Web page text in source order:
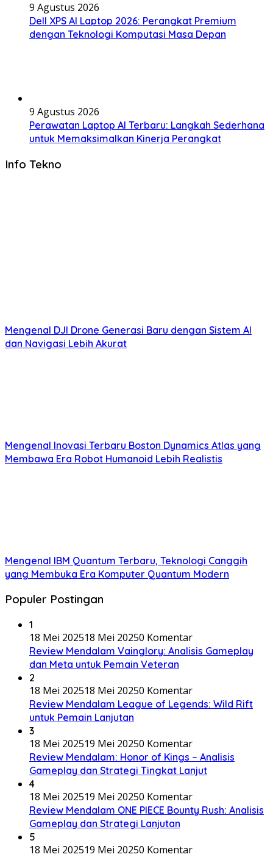
9 Agustus 2026
Dell XPS AI Laptop 2026: Perangkat Premium
dengan Teknologi Komputasi Masa Depan
9 Agustus 2026
Perawatan Laptop AI Terbaru: Langkah Sederhana
untuk Memaksimalkan Kinerja Perangkat
Info Tekno
Mengenal DJI Drone Generasi Baru dengan Sistem AI
dan Navigasi Lebih Akurat
Mengenal Inovasi Terbaru Boston Dynamics Atlas yang
Membawa Era Robot Humanoid Lebih Realistis
Mengenal IBM Quantum Terbaru, Teknologi Canggih
yang Membuka Era Komputer Quantum Modern
Populer Postingan
1
18 Mei 202518 Mei 20250 Komentar
Review Mendalam Vainglory: Analisis Gameplay
dan Meta untuk Pemain Veteran
2
18 Mei 202518 Mei 20250 Komentar
Review Mendalam League of Legends: Wild Rift
untuk Pemain Lanjutan
3
18 Mei 202519 Mei 20250 Komentar
Review Mendalam: Honor of Kings – Analisis
Gameplay dan Strategi Tingkat Lanjut
4
18 Mei 202519 Mei 20250 Komentar
Review Mendalam ONE PIECE Bounty Rush: Analisis
Gameplay dan Strategi Lanjutan
5
18 Mei 202519 Mei 20250 Komentar